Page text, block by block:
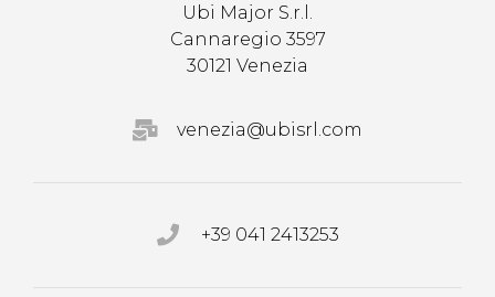
Ubi Major S.r.l.
Cannaregio 3597
30121 Venezia
venezia@ubisrl.com
+39 041 2413253